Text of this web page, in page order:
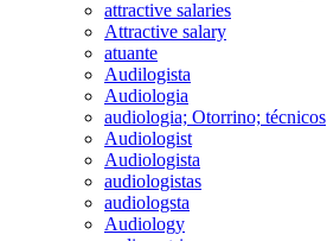
attractive salaries
Attractive salary
atuante
Audilogista
Audiologia
audiologia; Otorrino; técnicos
Audiologist
Audiologista
audiologistas
audiologsta
Audiology